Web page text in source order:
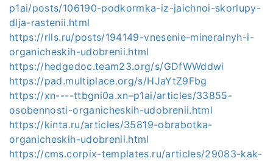
p1ai/posts/106190-podkormka-iz-jaichnoi-skorlupy-
dlja-rastenii.html
https://rlls.ru/posts/194149-vnesenie-mineralnyh-i-
organicheskih-udobrenii.html
https://hedgedoc.team23.org/s/GDfWWddwi
https://pad.multiplace.org/s/HJaYtZ9Fbg
https://xn----ttbgni0a.xn–p1ai/articles/33855-
osobennosti-organicheskih-udobrenii.html
https://kinta.ru/articles/35819-obrabotka-
organicheskih-udobrenii.html
https://cms.corpix-templates.ru/articles/29083-kak-